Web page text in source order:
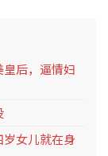
后，逼情妇
女儿就在身